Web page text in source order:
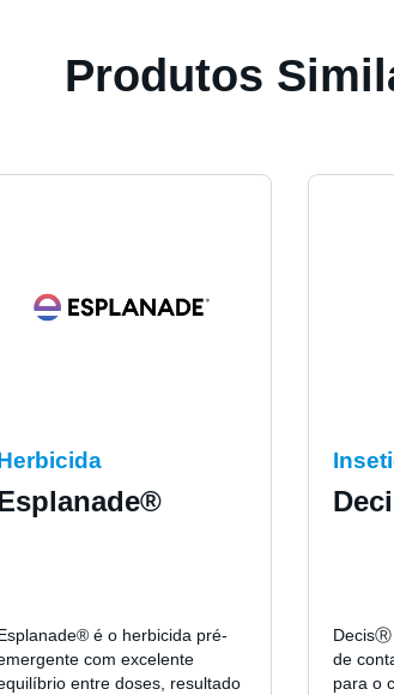
Produtos
é o herbicida pré-
com excelente
entre doses, resultado
DecisⓇ
de
para o